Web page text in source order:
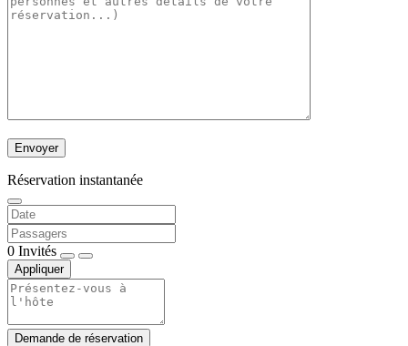
Réservation instantanée
0 Invités
Appliquer
Demande de réservation